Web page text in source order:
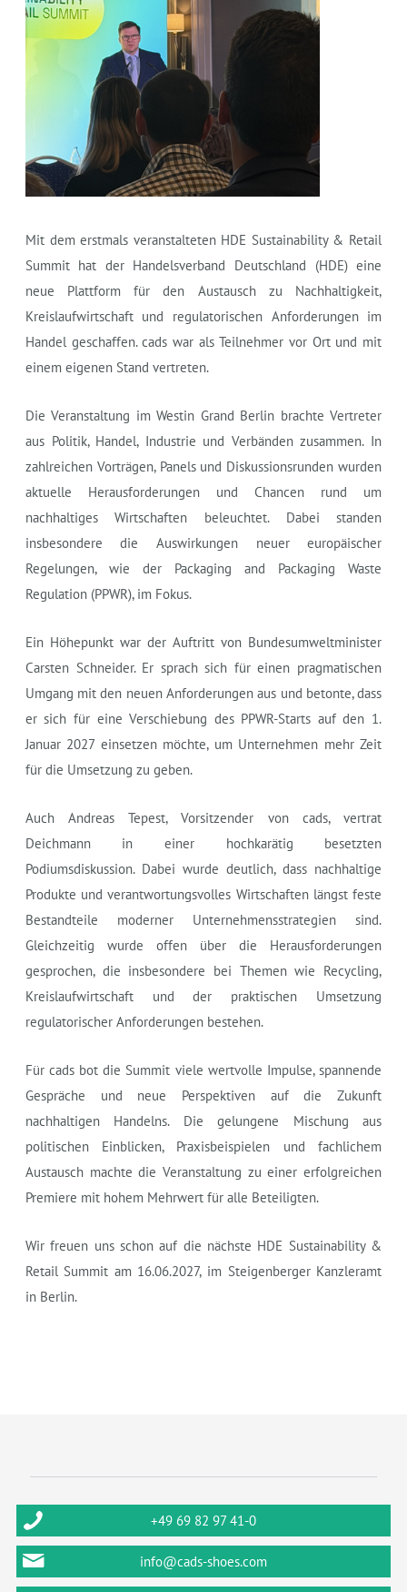
Mit dem erstmals veranstalteten HDE Sustainability & Retail
Summit hat der Handelsverband Deutschland (HDE) eine
neue Plattform für den Austausch zu Nachhaltigkeit,
Kreislaufwirtschaft und regulatorischen Anforderungen im
Handel geschaffen. cads war als Teilnehmer vor Ort und mit
einem eigenen Stand vertreten.
Die Veranstaltung im Westin Grand Berlin brachte Vertreter
aus Politik, Handel, Industrie und Verbänden zusammen. In
zahlreichen Vorträgen, Panels und Diskussionsrunden wurden
aktuelle Herausforderungen und Chancen rund um
nachhaltiges Wirtschaften beleuchtet. Dabei standen
insbesondere die Auswirkungen neuer europäischer
Regelungen, wie der Packaging and Packaging Waste
Regulation (PPWR), im Fokus.
Ein Höhepunkt war der Auftritt von Bundesumweltminister
Carsten Schneider. Er sprach sich für einen pragmatischen
Umgang mit den neuen Anforderungen aus und betonte, dass
er sich für eine Verschiebung des PPWR-Starts auf den 1.
Januar 2027 einsetzen möchte, um Unternehmen mehr Zeit
für die Umsetzung zu geben.
Auch Andreas Tepest, Vorsitzender von cads, vertrat
Deichmann in einer hochkarätig besetzten
Podiumsdiskussion. Dabei wurde deutlich, dass nachhaltige
Produkte und verantwortungsvolles Wirtschaften längst feste
Bestandteile moderner Unternehmensstrategien sind.
Gleichzeitig wurde offen über die Herausforderungen
gesprochen, die insbesondere bei Themen wie Recycling,
Kreislaufwirtschaft und der praktischen Umsetzung
regulatorischer Anforderungen bestehen.
Für cads bot die Summit viele wertvolle Impulse, spannende
Gespräche und neue Perspektiven auf die Zukunft
nachhaltigen Handelns. Die gelungene Mischung aus
politischen Einblicken, Praxisbeispielen und fachlichem
Austausch machte die Veranstaltung zu einer erfolgreichen
Premiere mit hohem Mehrwert für alle Beteiligten.
Wir freuen uns schon auf die nächste HDE Sustainability &
Retail Summit am 16.06.2027, im Steigenberger Kanzleramt
in Berlin.
+49 69 82 97 41-0
info@cads-shoes.com